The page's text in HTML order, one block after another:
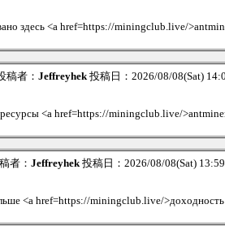
здесь <a href=https://miningclub.live/
稿者： Jeffreyhek投稿日：2026/08/08(Sat)
<a href=https://miningclub.live/
者： Jeffreyhek投稿日：2026/08/08(Sat)
<a href=https://miningclub.live/